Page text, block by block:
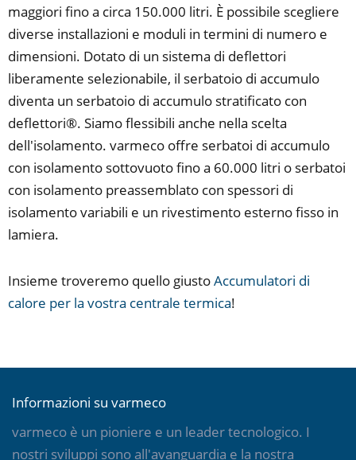
maggiori fino a circa 150.000 litri. È possibile scegliere
diverse installazioni e moduli in termini di numero e
dimensioni. Dotato di un sistema di deflettori
liberamente selezionabile, il serbatoio di accumulo
diventa un serbatoio di accumulo stratificato con
deflettori®. Siamo flessibili anche nella scelta
dell'isolamento. varmeco offre serbatoi di accumulo
con isolamento sottovuoto fino a 60.000 litri o serbatoi
con isolamento preassemblato con spessori di
isolamento variabili e un rivestimento esterno fisso in
lamiera.
Insieme troveremo quello giustoAccumulatori di
calore per la vostra centrale termica!
Informazioni su varmeco
varmeco è un pioniere e un leader tecnologico. I
nostri sviluppi sono all'avanguardia e la nostra